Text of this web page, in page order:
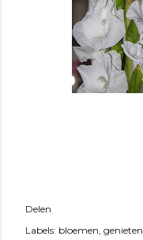
Delen
Labels: bloemen genieten